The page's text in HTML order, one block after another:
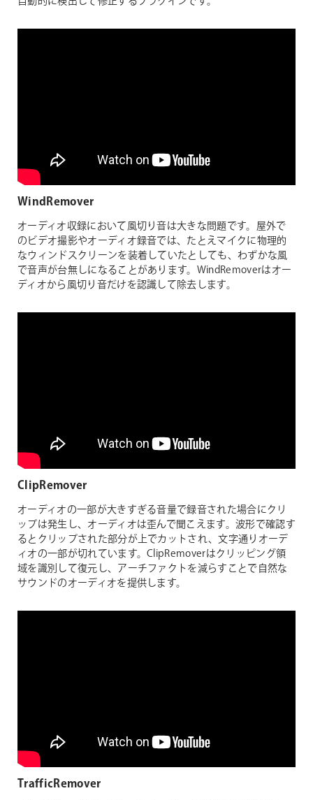
WindRemover
オーディオ収録において風切り音は大きな問題です。屋外で
のビデオ撮影やオーディオ録音では、たとえマイクに物理的
なウィンドスクリーンを装着していたとしても、わずかな風
で音声が台無しになることがあります。WindRemoverはオー
ディオから風切り音だけを認識して除去します。
ClipRemover
オーディオの一部が大きすぎる音量で録音された場合にクリ
ップは発生し、オーディオは歪んで聞こえます。波形で確認す
るとクリップされた部分が上でカットされ、文字通りオーデ
ィオの一部が切れています。ClipRemoverはクリッピング領
域を識別して復元し、アーチファクトを減らすことで自然な
サウンドのオーディオを提供します。
TrafficRemover